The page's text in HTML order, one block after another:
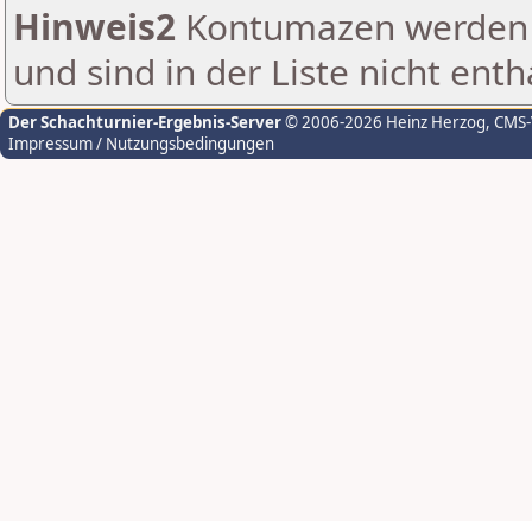
Hinweis2 Kontumazen
und sind in der Liste nicht
Der Schachturnier-Ergebnis-Server© 2006-2026 Heinz Herzog,
Impressum / Nutzungsbedingungen